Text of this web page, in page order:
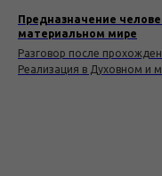
Предназначение
материальном мире
Разговор после
Реализация в Духовном и